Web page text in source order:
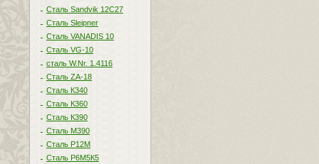
Сталь Sandvik 12C27
Сталь Sleipner
Сталь VANADIS 10
Сталь VG-10
сталь W.Nr. 1.4116
Сталь ZA-18
Сталь К340
Сталь К360
Сталь К390
Сталь М390
Сталь Р12М
Сталь Р6М5К5